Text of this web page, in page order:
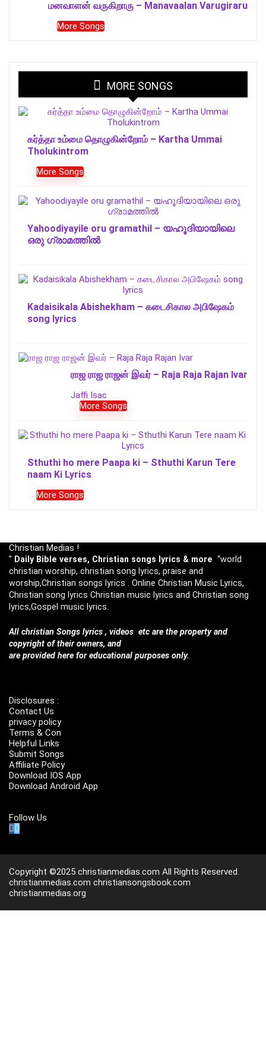
மனவாளன் வருகிறாரு – Manavaalan Varugiraru
More Songs
MORE SONGS
கர்த்தா உம்மை தொழுகின்றோம் – Kartha Ummai
Tholukintrom
More Songs
Yahoodiyayile oru gramathil – യഹൂദിയായിലെ
ഒരു ഗ്രാമത്തില്‍
Kadaisikala Abishekham – கடைசிகால அபிஷேகம்
song lyrics
ராஜ ராஜ ராஜன் இவர் – Raja Raja Rajan Ivar
Jaffi Isac
More Songs
Sthuthi ho mere Paapa ki – Sthuthi Karun Tere
naam Ki Lyrics
More Songs
Christian Medias !
” Daily Bible verses, Christian songs lyrics & more “world
christian worship, christian song lyrics, praise and
worship,Christian songs lyrics . Online Christian Music Lyrics,
Christian song lyrics Christian music lyrics and Christian song
lyrics,Gospel music lyrics.
All christian Songs lyrics , videos etc are the property and
copyright of their owners, and
are provided here for educational purposes only.
Disclosures :
Contact Us
privacy policy
Terms & Con
Helpful Links
Submit Songs
Affiliate Policy
Download IOS App
Download Android App
Follow Us
Copyright ©2025 christianmedias.com All Rights Reserved.
christianmedias.com christiansongsbook.com
christianmedias.org